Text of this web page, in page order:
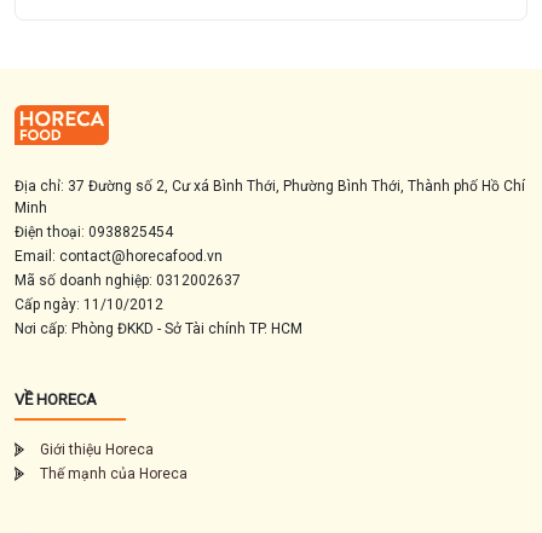
Địa chỉ: 37 Đường số 2, Cư xá Bình Thới, Phường Bình Thới, Thành phố Hồ Chí
Minh
Điện thoại: 0938825454
Email: contact@horecafood.vn
Mã số doanh nghiệp: 0312002637
Cấp ngày: 11/10/2012
Nơi cấp: Phòng ĐKKD - Sở Tài chính TP. HCM
VỀ HORECA
Giới thiệu Horeca
Thế mạnh của Horeca